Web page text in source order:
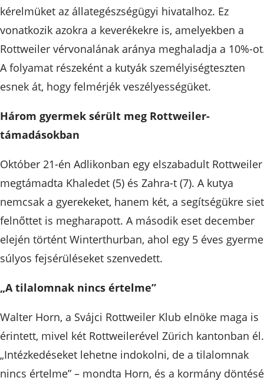
kérelmüket az állategészségügyi hivatalhoz. Ez
vonatkozik azokra a keverékekre is, amelyekben a
Rottweiler vérvonalának aránya meghaladja a 10%-
A folyamat részeként a kutyák személyiségteszten
esnek át, hogy felmérjék veszélyességüket.
Három gyermek sérült meg Rottweiler-
támadásokban
Október 21-én Adlikonban egy elszabadult Rottweiler
megtámadta Khaledet (5) és Zahra-t (7). A kutya
nemcsak a gyerekeket, hanem két, a segítségükre
felnőttet is megharapott. A második eset december
elején történt Winterthurban, ahol egy 5 éves
súlyos fejsérüléseket szenvedett.
„A tilalomnak nincs értelme”
Walter Horn, a Svájci Rottweiler Klub elnöke maga is
érintett, mivel két Rottweilerével Zürich kantonban él.
„Intézkedéseket lehetne indokolni, de a tilalomnak
nincs értelme” – mondta Horn, és a kormány